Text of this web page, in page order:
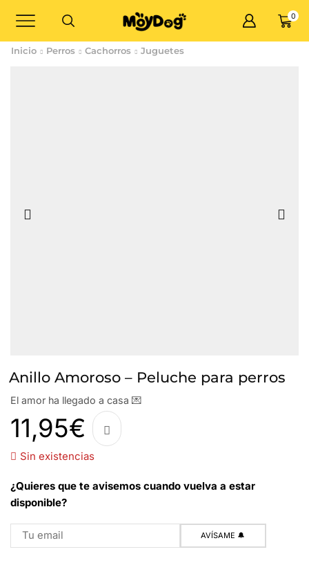
0
Inicio Perros Cachorros Juguetes
Anillo Amoroso – Peluche para perros
El amor ha llegado a casa 💌
11,95€
Sin existencias
¿Quieres que te avisemos cuando vuelva a estar
disponible?